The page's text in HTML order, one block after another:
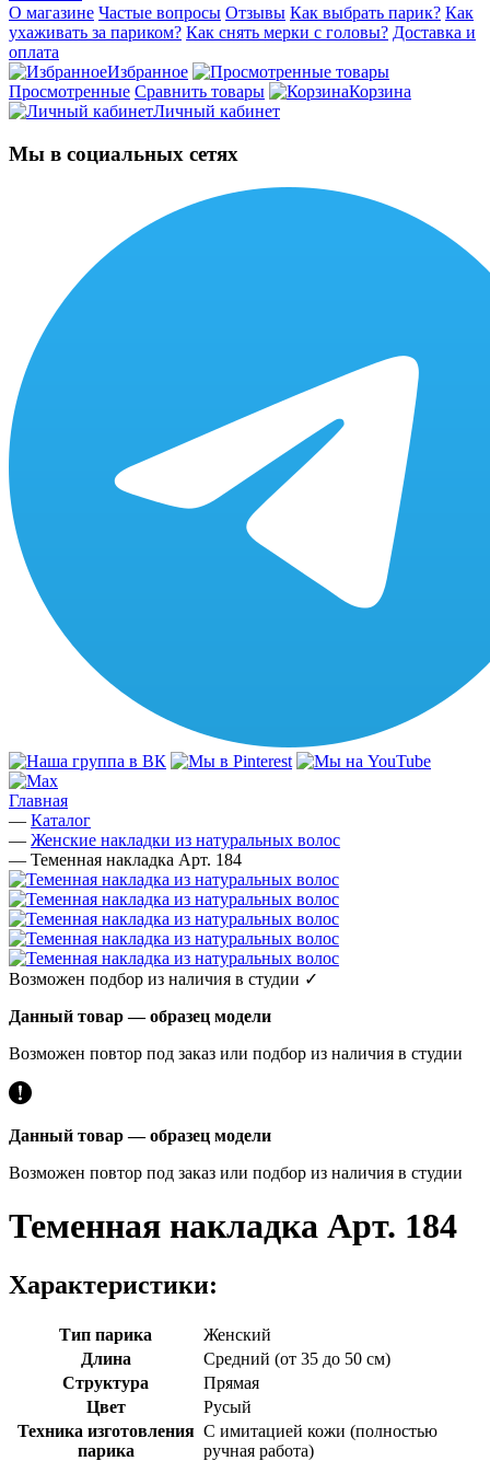
О магазине Частые вопросы Отзывы Как выбрать парик? Как
ухаживать за париком? Как снять мерки с головы? Доставка и
оплата
Избранное
Просмотренные Сравнить товары
Корзина
Личный кабинет
Мы в социальных сетях
Главная
— Каталог
— Женские накладки из натуральных волос
— Теменная накладка Арт. 184
Возможен подбор из наличия в студии ✓
Данный товар — образец модели
Возможен повтор под заказ или подбор из наличия в студии
Данный товар — образец модели
Возможен повтор под заказ или подбор из наличия в студии
Теменная накладка Арт. 184
Характеристики:
Тип парика
Женский
Длина
Средний (от 35 до 50 см)
Структура
Прямая
Цвет
Русый
Техника изготовления
парика
С имитацией кожи (полностью
ручная работа)